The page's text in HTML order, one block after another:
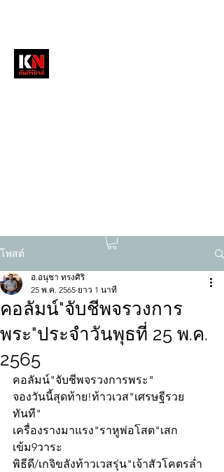
โพสต์
คอลัมน์"จับชีพจรวงการ
พระ"ประจำวันพุธที่ 25 พ.ค.
2565
อ.อนุชา ทรงศิริ
25 พ.ค. 2565 ยาว 1 นาที
คอลัมน์"จับชีพจรวงการพระ"
จองวันนี้สุดท้าย!ท้าวเวส"เศรษฐีรวย
ทันที"
เครื่องรางมาแรง"ราหูพ่อโสต"เสก
เข้ม9วาระ
พิธีดี/เกจิขลังท้าวเวสรุ่น"เจ้าสัวโคตรล่ำ